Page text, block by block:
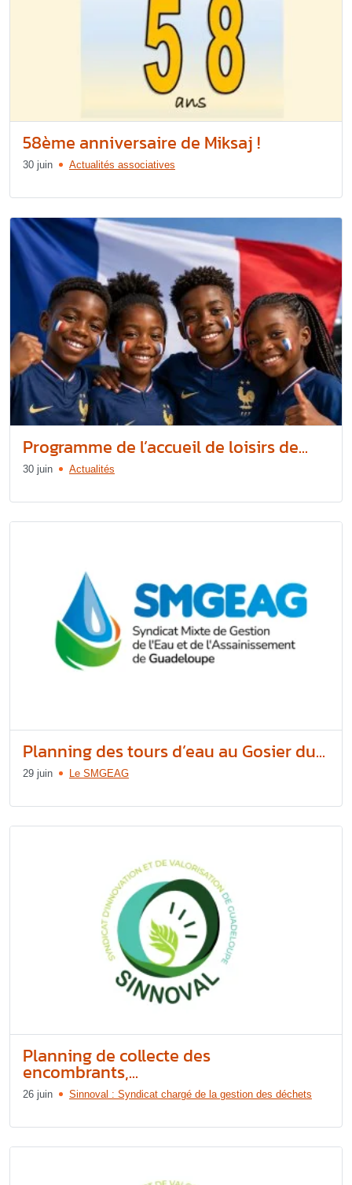
58ème anniversaire de Miksaj !
30 juin Actualités associatives
Programme de l’accueil de loisirs de...
30 juin Actualités
Planning des tours d’eau au Gosier du...
29 juin Le SMGEAG
Planning de collecte des
encombrants,...
26 juin Sinnoval : Syndicat chargé de la gestion des déchets